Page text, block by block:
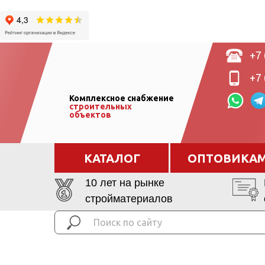
+7
Комплексное снабжение
строительных
объектов
+7
КАТАЛОГ
10 лет на рынке
стройматериалов